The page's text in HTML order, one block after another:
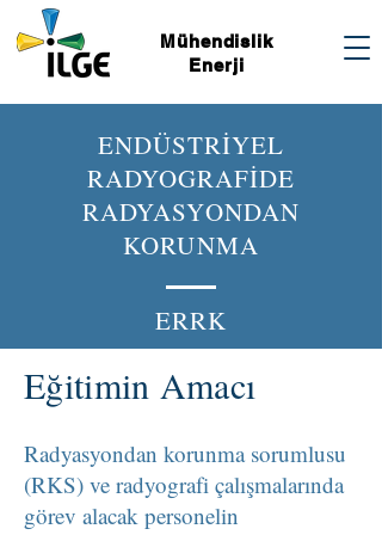
Mühendislik
Enerji
ENDÜSTRİYEL
RADYOGRAFİDE
RADYASYONDAN
KORUNMA
ERRK
Eğitimin Amacı
Radyasyondan korunma sorumlusu
(RKS) ve radyografi çalışmalarında
görev alacak personelin